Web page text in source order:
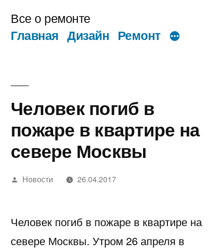
содержимому
Все о ремонте
Главная Дизайн Ремонт
Человек погиб в
пожаре в квартире на
севере Москвы
Написано
Новости 26.04.2017
Человек погиб в пожаре в квартире на
севере Москвы. Утром 26 апреля в